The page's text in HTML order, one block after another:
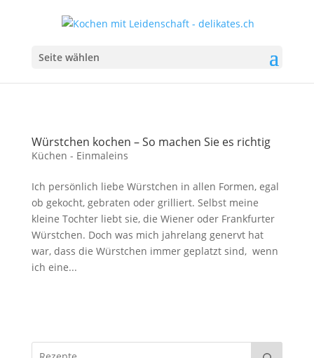
Seite wählen
Würstchen kochen – So machen Sie es richtig
Küchen - Einmaleins
Ich persönlich liebe Würstchen in allen Formen, egal
ob gekocht, gebraten oder grilliert. Selbst meine
kleine Tochter liebt sie, die Wiener oder Frankfurter
Würstchen. Doch was mich jahrelang genervt hat
war, dass die Würstchen immer geplatzt sind, wenn
ich eine...